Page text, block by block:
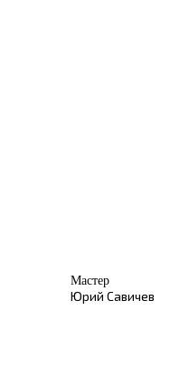
Мастер
Юрий Савичев